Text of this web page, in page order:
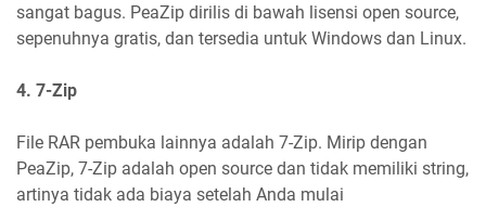
sangat bagus. PeaZip dirilis di bawah lisensi open source,
sepenuhnya gratis, dan tersedia untuk Windows dan Linux.
4. 7-Zip
File RAR pembuka lainnya adalah 7-Zip. Mirip dengan
PeaZip, 7-Zip adalah open source dan tidak memiliki string,
artinya tidak ada biaya setelah Anda mulai